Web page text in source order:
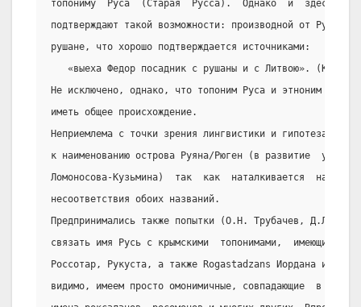
топониму  Руса  (Старая  Русса).  Однако  и  здесь
подтверждают такой возможности: производной от Русы
рушане, что хорошо подтверждается источниками:
«выеха Федор посадник с рушаны и с Литвою». (Курсив
Не исключено, однако, что топоним Руса и этноним
иметь общее происхождение.
Неприемлема с точки зрения лингвистики и гипотеза,
к наименованию острова Руяна/Рюген (в развитие  уже
Ломоносова-Кузьмина)  так  как  наталкивается  на
несоответствия обоих названий.
Предпринимались также попытки (О.Н. Трубачев, Д.Л.
связать имя Русь с крымскими  топонимами,  имеющими
Россотар, Рукуста, а также Rogastadzans Иордана и
видимо, имеем просто омонимичные, совпадающие  в